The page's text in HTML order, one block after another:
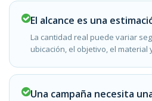
El alcance es una
La cantidad real puede variar
ubicación, el objetivo, el material
Una campaña necesita